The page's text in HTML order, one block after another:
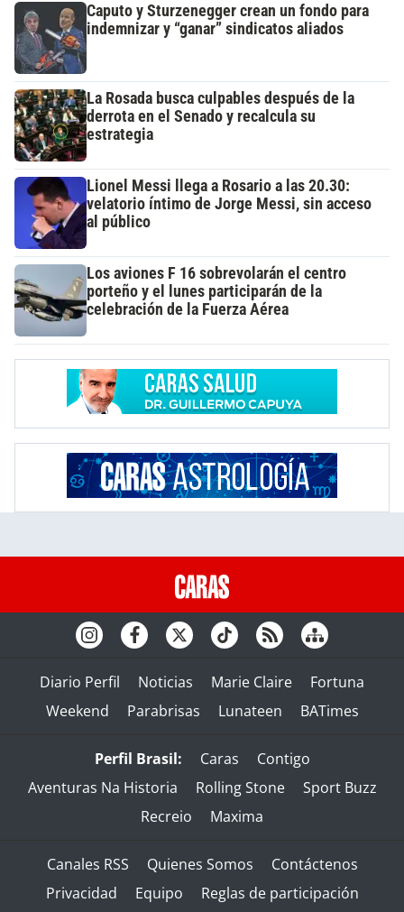
Caputo y Sturzenegger crean un fondo para
indemnizar y “ganar” sindicatos aliados
La Rosada busca culpables después de la
derrota en el Senado y recalcula su
estrategia
Lionel Messi llega a Rosario a las 20.30:
velatorio íntimo de Jorge Messi, sin acceso
al público
Los aviones F 16 sobrevolarán el centro
porteño y el lunes participarán de la
celebración de la Fuerza Aérea
Diario Perfil Noticias Marie Claire
Fortuna
Weekend
Parabrisas Lunateen BATimes
Perfil Brasil: Caras
Contigo
Aventuras Na Historia
Rolling Stone
Sport Buzz
Recreio
Maxima
Canales RSS Quienes Somos
Contáctenos
Privacidad
Equipo
Reglas de participación